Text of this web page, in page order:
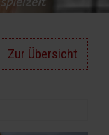
Zur Übersicht